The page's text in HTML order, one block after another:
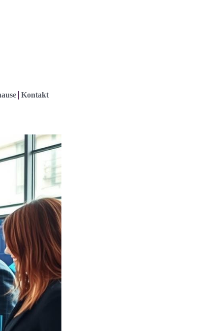
Kontakt